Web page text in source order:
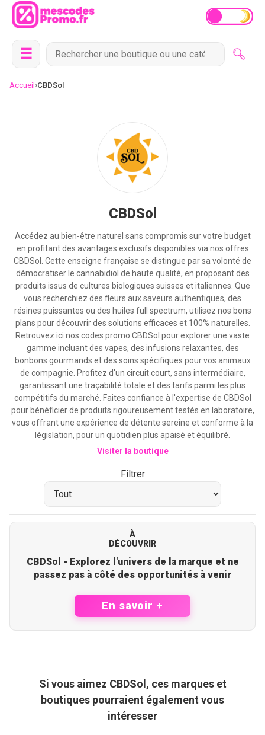
☰
Accueil ›CBDSol
CBDSol
Accédez au bien-être naturel sans compromis sur votre budget
en profitant des avantages exclusifs disponibles via nos offres
CBDSol. Cette enseigne française se distingue par sa volonté de
démocratiser le cannabidiol de haute qualité, en proposant des
produits issus de cultures biologiques suisses et italiennes. Que
vous recherchiez des fleurs aux saveurs authentiques, des
résines puissantes ou des huiles full spectrum, utilisez nos bons
plans pour découvrir des solutions efficaces et 100% naturelles.
Retrouvez ici nos codes promo CBDSol pour explorer une vaste
gamme incluant des vapes, des infusions relaxantes, des
bonbons gourmands et des soins spécifiques pour vos animaux
de compagnie. Profitez d'un circuit court, sans intermédiaire,
garantissant une traçabilité totale et des tarifs parmi les plus
compétitifs du marché. Faites confiance à l'expertise de CBDSol
pour bénéficier de produits rigoureusement testés en laboratoire,
vous offrant une expérience de détente sereine et conforme à la
législation, pour un quotidien plus apaisé et équilibré.
Visiter la boutique
Filtrer
À
DÉCOUVRIR
CBDSol - Explorez l'univers de la marque et ne
passez pas à côté des opportunités à venir
En savoir +
Si vous aimez CBDSol, ces marques et
boutiques pourraient également vous
intéresser